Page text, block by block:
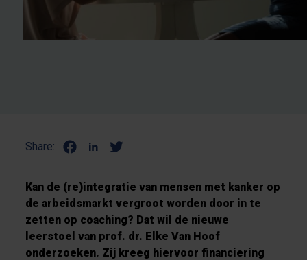
Share:
Kan de (re)integratie van mensen met kanker op
de arbeidsmarkt vergroot worden door in te
zetten op coaching? Dat wil de nieuwe
leerstoel van prof. dr. Elke Van Hoof
onderzoeken. Zij kreeg hiervoor financiering